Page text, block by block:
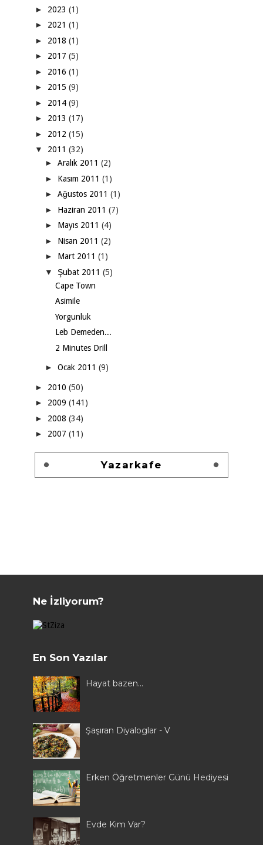
► 2023 (1)
► 2021 (1)
► 2018 (1)
► 2017 (5)
► 2016 (1)
► 2015 (9)
► 2014 (9)
► 2013 (17)
► 2012 (15)
▼ 2011 (32)
► Aralık 2011 (2)
► Kasım 2011 (1)
► Ağustos 2011 (1)
► Haziran 2011 (7)
► Mayıs 2011 (4)
► Nisan 2011 (2)
► Mart 2011 (1)
▼ Şubat 2011 (5)
Cape Town
Asimile
Yorgunluk
Leb Demeden...
2 Minutes Drill
► Ocak 2011 (9)
► 2010 (50)
► 2009 (141)
► 2008 (34)
► 2007 (11)
Yazarkafe
Ne İzliyorum?
En Son Yazılar
Hayat bazen...
Şaşıran Diyaloglar - V
Erken Öğretmenler Günü Hediyesi
Evde Kim Var?